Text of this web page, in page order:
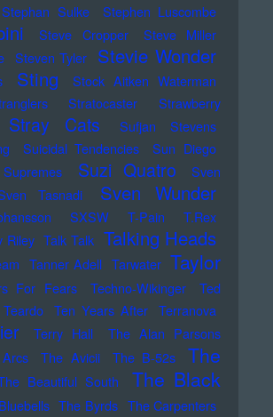
Stephan Sulke Stephen Luscombe
Steve Cropper
Steve Miller
Steven Tyler Stevie Wonder
Sting
Stock Aitken Waterman
Stratocaster
Strawberry
Stray Cats
Sufjan Stevens
Suicidal Tendencies
Sun Diego
Supremes Suzi Quatro
Sven
Tasnadi Sven Wunder
SXSW T-Pain
T.Rex
Riley Talk Talk Talking Heads
Tanner Adell Tarwater Taylor
For Fears Techno-Wikinger
Ted
Ten Years After Terranova
Terry Hall
The Alan Parsons
The Avicii The B-52s
The
Beautiful South
The Black
The Byrds The Carpenters